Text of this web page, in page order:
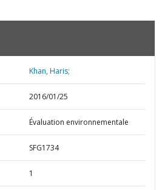
Khan, Haris;
2016/01/25
Évaluation environnementale
SFG1734
1